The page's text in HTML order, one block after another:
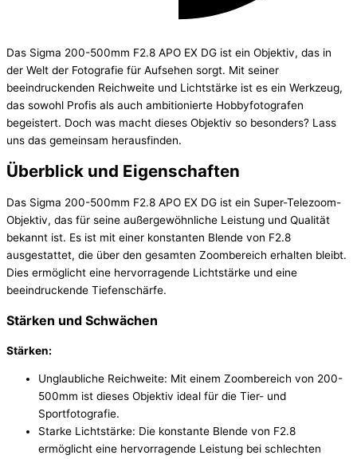
Das Sigma 200-500mm F2.8 APO EX DG ist ein Objektiv, das in
der Welt der Fotografie für Aufsehen sorgt. Mit seiner
beeindruckenden Reichweite und Lichtstärke ist es ein Werkzeug,
das sowohl Profis als auch ambitionierte Hobbyfotografen
begeistert. Doch was macht dieses Objektiv so besonders? Lass
uns das gemeinsam herausfinden.
Überblick und Eigenschaften
Das Sigma 200-500mm F2.8 APO EX DG ist ein Super-Telezoom-
Objektiv, das für seine außergewöhnliche Leistung und Qualität
bekannt ist. Es ist mit einer konstanten Blende von F2.8
ausgestattet, die über den gesamten Zoombereich erhalten bleibt.
Dies ermöglicht eine hervorragende Lichtstärke und eine
beeindruckende Tiefenschärfe.
Stärken und Schwächen
Stärken:
Unglaubliche Reichweite: Mit einem Zoombereich von 200-
500mm ist dieses Objektiv ideal für die Tier- und
Sportfotografie.
Starke Lichtstärke: Die konstante Blende von F2.8
ermöglicht eine hervorragende Leistung bei schlechten